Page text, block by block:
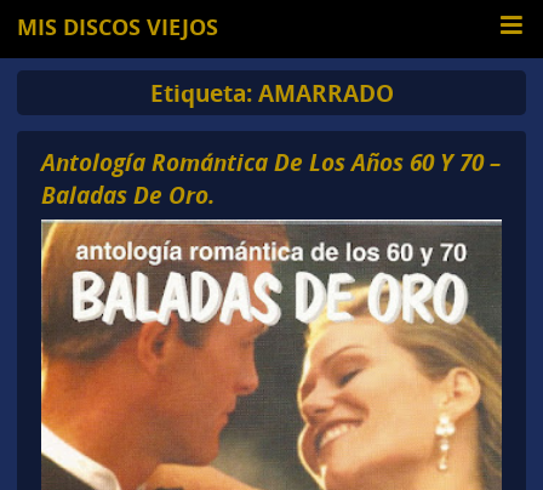
MIS DISCOS VIEJOS
Etiqueta:AMARRADO
Antología Romántica De Los Años 60 Y 70 –
Baladas De Oro.